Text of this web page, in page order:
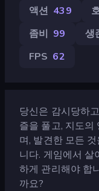
액션 439
좀비 99 생
FPS 62
당신은 감시당하
즐을 풀고, 지도의
며, 발견한 모든
니다. 게임에서 살
하게 관리해야 합
까요?